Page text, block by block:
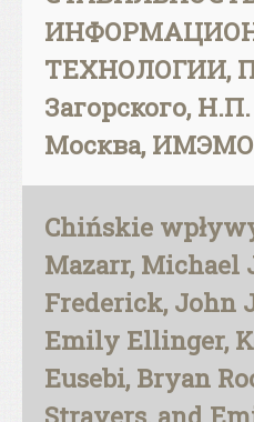
ТЕХНОЛОГИИ,
Загорского,
Москва, ИМЭМО
Chińskie
Mazarr, Michael
Frederick, John
Emily Ellinger,
Eusebi, Bryan
Stravers, and